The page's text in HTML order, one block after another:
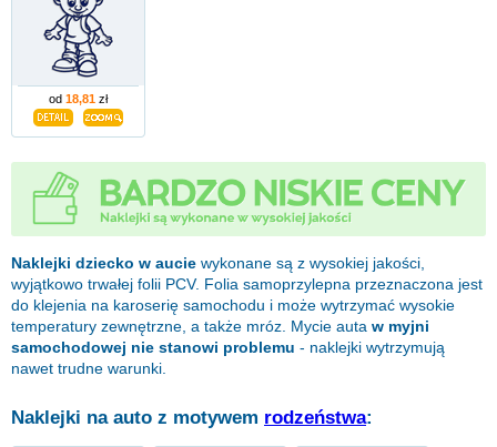
od 18,81 zł
Naklejki dziecko w aucie wykonane są z wysokiej jakości,
wyjątkowo trwałej folii PCV. Folia samoprzylepna przeznaczona jest
do klejenia na karoserię samochodu i może wytrzymać wysokie
temperatury zewnętrzne, a także mróz. Mycie auta w myjni
samochodowej nie stanowi problemu - naklejki wytrzymują
nawet trudne warunki.
Naklejki na auto z motywem rodzeństwa: